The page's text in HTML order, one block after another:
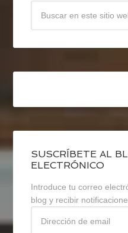
SUSCRÍBETE AL
ELECTRÓNICO
Introduce tu correo
blog y recibir